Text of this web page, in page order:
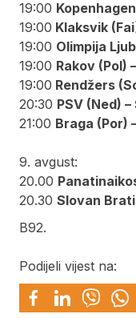
19:00
19:00 Klaksvik
19:00 Olimpija
19:00 Rakov (Pol)
19:00 Rendžers
20:30 PSV (Ned)
21:00 Braga (Por)
9. avgust:
20.00
20.30 Slovan
B92.
Podijeli vijest na: